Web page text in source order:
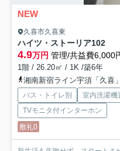
NEW
久喜市久喜東
ハイツ・ストーリア102
4.9万円 管理/共益費6,000
1階 / 26.20㎡ / 1K /築6年
湘南新宿ライン宇須「久喜
バス・トイレ別 室内洗濯機
TVモニタ付インターホン
敷礼0